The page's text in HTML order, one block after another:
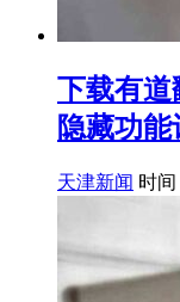
下载有道
隐藏功能
天津新闻 时间